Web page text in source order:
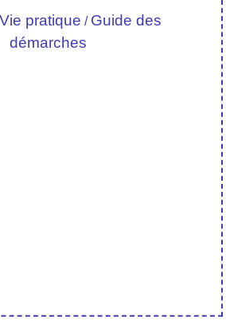
Vie pratique / Guide des
démarches